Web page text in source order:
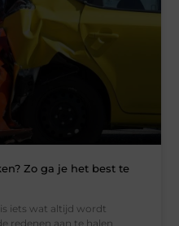
Zo ga je het best te
iets wat altijd wordt
redenen aan te halen